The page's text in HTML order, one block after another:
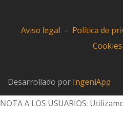
Aviso legal – Política de
Cookies
Desarrollado por IngeniApp
NOTA A LOS USUARIOS: